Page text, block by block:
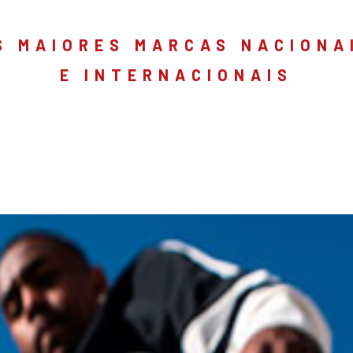
MAIORES MARCAS
E INTERNACIONAIS